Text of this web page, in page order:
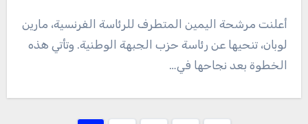
أعلنت مرشحة اليمين المتطرف للرئاسة الفرنسية، مارين
لوبان، تنحيها عن رئاسة حزب الجبهة الوطنية. وتأتي هذه
الخطوة بعد نجاحها في…